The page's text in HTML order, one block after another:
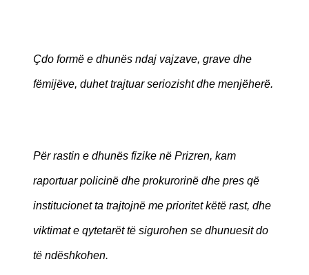
Çdo formë e dhunës ndaj vajzave, grave dhe
fëmijëve, duhet trajtuar seriozisht dhe menjëherë.
Për rastin e dhunës fizike në Prizren, kam
raportuar policinë dhe prokurorinë dhe pres që
institucionet ta trajtojnë me prioritet këtë rast, dhe
viktimat e qytetarët të sigurohen se dhunuesit do
të ndëshkohen.